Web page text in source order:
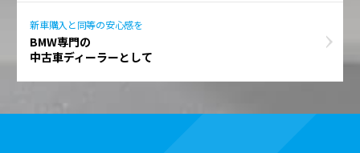
新車購入と同等の安心感を
BMW専門の
中古車ディーラーとして